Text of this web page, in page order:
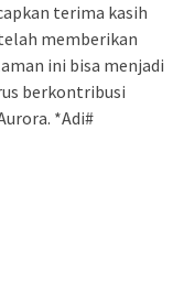
terima kasih
memberikan
ini bisa menjadi
berkontribusi
*Adi#